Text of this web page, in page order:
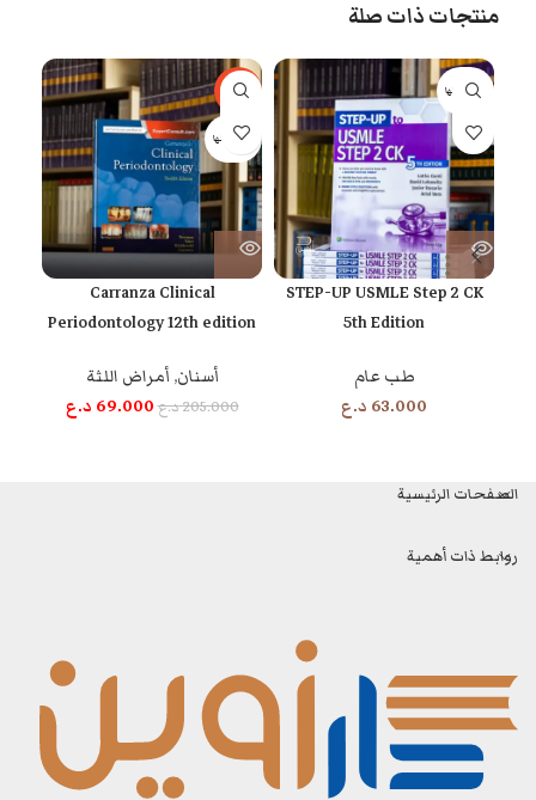
منتجات ذات صلة
بيعت كلها
STEP-UP USMLE Step 2 CK
5th Edition
طب عام
63.000 د.ع
-66%
بيعت كلها
Carranza Clinical
Periodontology 12th edition
أسنان, أمراض اللثة
205.000د.ع69.000 د.ع
الصفحات الرئيسية
روابط ذات أهمية